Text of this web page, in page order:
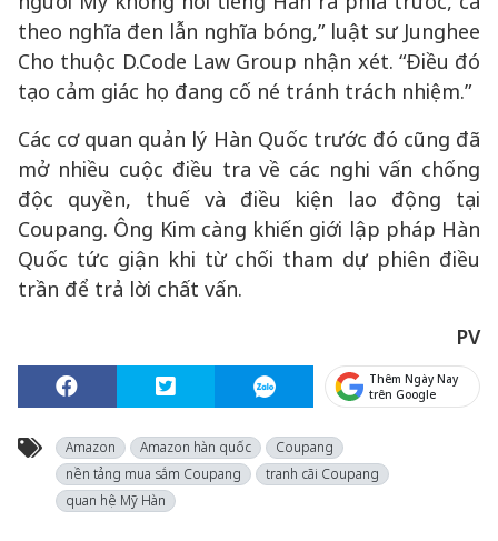
theo nghĩa đen lẫn nghĩa bóng,” luật sư Junghee
Cho thuộc D.Code Law Group nhận xét. “Điều đó
tạo cảm giác họ đang cố né tránh trách nhiệm.”
Các cơ quan quản lý Hàn Quốc trước đó cũng đã
mở nhiều cuộc điều tra về các nghi vấn chống
độc quyền, thuế và điều kiện lao động tại
Coupang. Ông Kim càng khiến giới lập pháp Hàn
Quốc tức giận khi từ chối tham dự phiên điều
trần để trả lời chất vấn.
PV
Thêm Ngày Nay
trên Google
Amazon Amazon hàn quốc
Coupang
nền tảng mua sắm Coupang
tranh cãi Coupang
quan hệ Mỹ Hàn